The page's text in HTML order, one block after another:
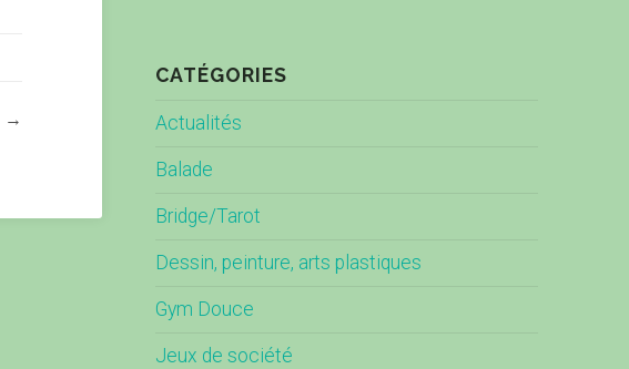
→
CATÉGORIES
Actualités
Balade
Bridge/Tarot
Dessin, peinture, arts plastiques
Gym Douce
Jeux de société